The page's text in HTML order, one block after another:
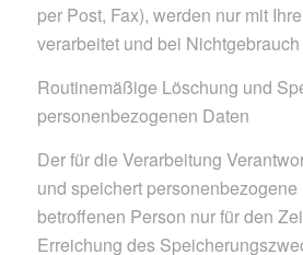
per Post, Fax), werden nur mit
verarbeitet und bei
Routinemäßige Löschung und
personenbezogenen Daten
Der für die Verarbeitung
und speichert personenbezogene
betroffenen Person nur für den
Erreichung des